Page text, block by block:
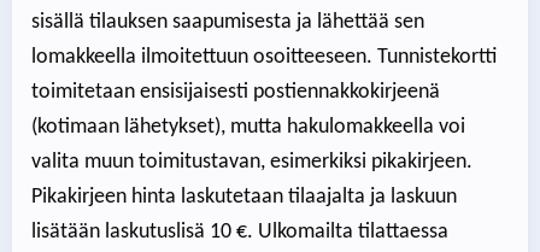
sisällä tilauksen saapumisesta ja lähettää sen
lomakkeella ilmoitettuun osoitteeseen. Tunnistekortti
toimitetaan ensisijaisesti postiennakkokirjeenä
(kotimaan lähetykset), mutta hakulomakkeella voi
valita muun toimitustavan, esimerkiksi pikakirjeen.
Pikakirjeen hinta laskutetaan tilaajalta ja laskuun
lisätään laskutuslisä 10 €. Ulkomailta tilattaessa